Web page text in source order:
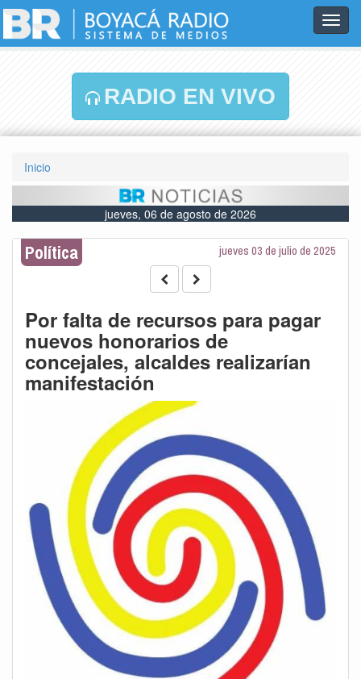
RADIO EN VIVO
Inicio
jueves, 06 de agosto de 2026
Política jueves 03 de julio de 2025
Por falta de recursos para pagar
nuevos honorarios de
concejales, alcaldes realizarían
manifestación